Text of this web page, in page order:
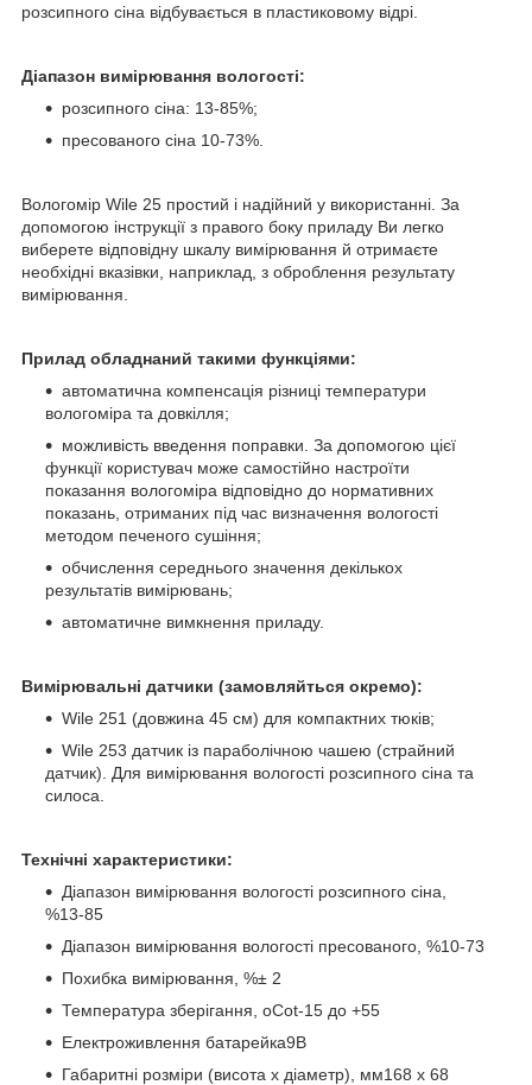
розсипного сіна відбувається в пластиковому відрі.
Діапазон вимірювання вологості:
розсипного сіна: 13-85%;
пресованого сіна 10-73%.
Вологомір Wile 25 простий і надійний у використанні. За
допомогою інструкції з правого боку приладу Ви легко
виберете відповідну шкалу вимірювання й отримаєте
необхідні вказівки, наприклад, з оброблення результату
вимірювання.
Прилад обладнаний такими функціями:
автоматична компенсація різниці температури
вологоміра та довкілля;
можливість введення поправки. За допомогою цієї
функції користувач може самостійно настроїти
показання вологоміра відповідно до нормативних
показань, отриманих під час визначення вологості
методом печеного сушіння;
обчислення середнього значення декількох
результатів вимірювань;
автоматичне вимкнення приладу.
Вимірювальні датчики (замовляйться окремо):
Wile 251 (довжина 45 см) для компактних тюків;
Wile 253 датчик із параболічною чашею (страйний
датчик). Для вимірювання вологості розсипного сіна та
силоса.
Технічні характеристики:
Діапазон вимірювання вологості розсипного сіна,
%13-85
Діапазон вимірювання вологості пресованого, %10-73
Похибка вимірювання, %± 2
Температура зберігання, oСot-15 до +55
Електроживлення батарейка9В
Габаритні розміри (висота х діаметр), мм168 х 68